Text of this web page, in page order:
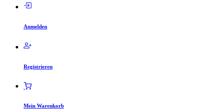
Anmelden
Registrieren
Mein Warenkorb